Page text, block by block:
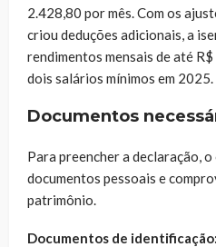
2.428,80 por mês. Com os
criou deduções adicionais, a
rendimentos mensais de até
dois salários mínimos em 2025.
Documentos
Para preencher a declaração,
documentos pessoais e
patrimônio.
Documentos de identificação: